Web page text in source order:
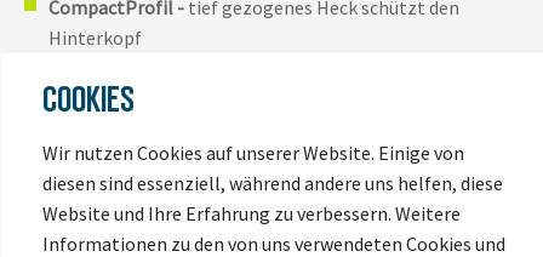
CompactProfil - tief gezogenes Heck schützt den
Hinterkopf
Komfort- und Sicherheitsmerkmale des CASCO
Cuda 2 Fahrradhelms
InMold-Bauweise
verlängertes Heck
COOKIES
Wir nutzen Cookies auf unserer Website. Einige von
diesen sind essenziell, während andere uns helfen, diese
Website und Ihre Erfahrung zu verbessern. Weitere
Informationen zu den von uns verwendeten Cookies und